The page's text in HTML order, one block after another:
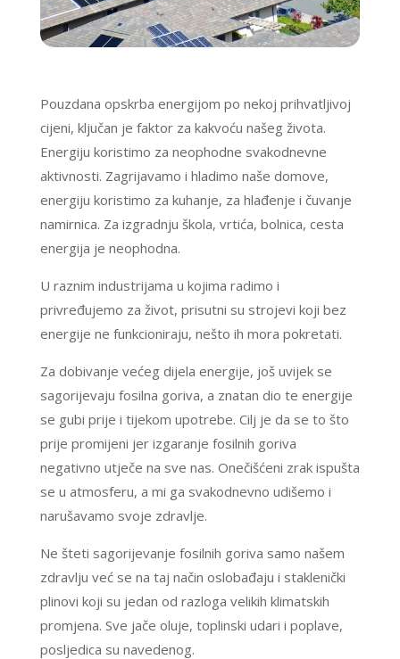
Pouzdana opskrba energijom po nekoj prihvatljivoj
cijeni, ključan je faktor za kakvoću našeg života.
Energiju koristimo za neophodne svakodnevne
aktivnosti. Zagrijavamo i hladimo naše domove,
energiju koristimo za kuhanje, za hlađenje i čuvanje
namirnica. Za izgradnju škola, vrtića, bolnica, cesta
energija je neophodna.
U raznim industrijama u kojima radimo i
privređujemo za život, prisutni su strojevi koji bez
energije ne funkcioniraju, nešto ih mora pokretati.
Za dobivanje većeg dijela energije, još uvijek se
sagorijevaju fosilna goriva, a znatan dio te energije
se gubi prije i tijekom upotrebe. Cilj je da se to što
prije promijeni jer izgaranje fosilnih goriva
negativno utječe na sve nas. Onečišćeni zrak ispušta
se u atmosferu, a mi ga svakodnevno udišemo i
narušavamo svoje zdravlje.
Ne šteti sagorijevanje fosilnih goriva samo našem
zdravlju već se na taj način oslobađaju i staklenički
plinovi koji su jedan od razloga velikih klimatskih
promjena. Sve jače oluje, toplinski udari i poplave,
posljedica su navedenog.